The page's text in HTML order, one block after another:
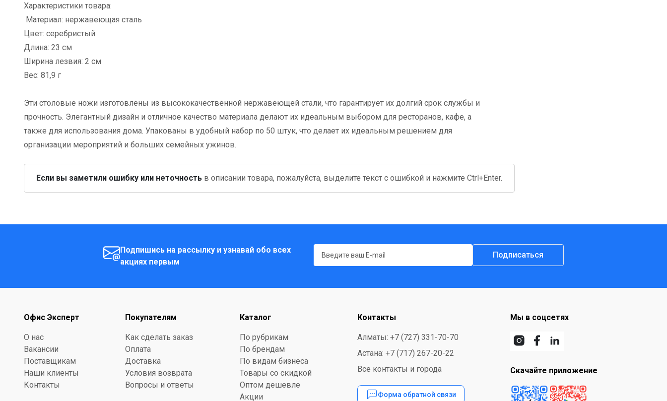
Характеристики товара:
Материал: нержавеющая сталь
Цвет: серебристый
Длина: 23 см
Ширина лезвия: 2 см
Вес: 81,9 г
Эти столовые ножи изготовлены из высококачественной нержавеющей стали, что гарантирует их долгий срок службы и
прочность. Элегантный дизайн и отличное качество материала делают их идеальным выбором для ресторанов, кафе, а
также для использования дома. Упакованы в удобный набор по 50 штук, что делает их идеальным решением для
организации мероприятий и больших семейных ужинов.
Если вы заметили ошибку или неточность в описании товара, пожалуйста, выделите текст с ошибкой и нажмите Ctrl+Enter.
Подпишись на рассылку и узнавай обо всех
акциях первым
Подписаться
Офис Эксперт
О нас
Вакансии
Поставщикам
Наши клиенты
Контакты
Покупателям
Как сделать заказ
Оплата
Доставка
Условия возврата
Вопросы и ответы
Каталог
По рубрикам
По брендам
По видам бизнеса
Товары со скидкой
Оптом дешевле
Акции
Контакты
Алматы: +7 (727) 331-70-70
Астана: +7 (717) 267-20-22
Все контакты и города
Форма обратной связи
Мы в соцсетях
Скачайте приложение